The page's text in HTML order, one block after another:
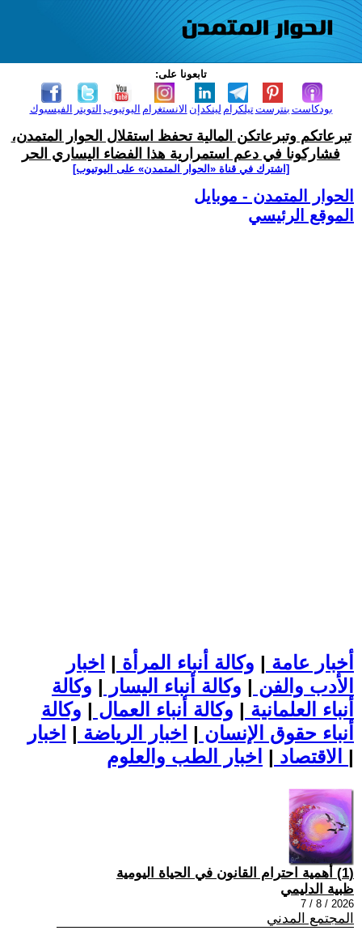
تابعونا على:
الفيسبوك التويتر اليوتيوب الانستغرام لينكدإن تيلكرامبنترست بودكاست
تبرعاتكم وتبرعاتكن المالية تحفظ استقلال الحوار المتمدن،
فشاركونا في دعم استمرارية هذا الفضاء اليساري الحر
[اشترك في قناة ‫«الحوار المتمدن» على اليوتيوب]
الحوار المتمدن - موبايل
الموقع الرئيسي
أخبار عامة | وكالة أنباء المرأة | اخبار
الأدب والفن | وكالة أنباء اليسار | وكالة
أنباء العلمانية | وكالة أنباء العمال | وكالة
أنباء حقوق الإنسان | اخبار الرياضة | اخبار
الاقتصاد | |
(1) أهمية احترام القانون في الحياة اليومية
ظبية الدليمي
2026 / 8 / 7
المجتمع المدني